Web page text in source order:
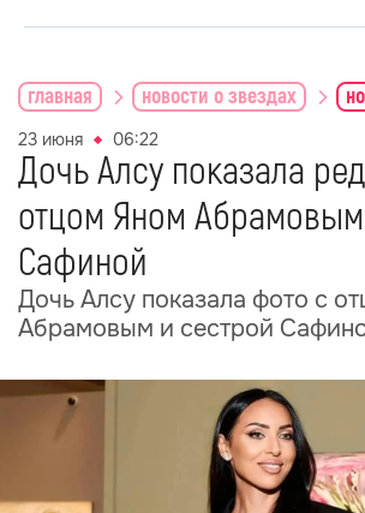
главная новости о звездах
23 июня 06:22
Дочь Алсу показала
отцом Яном
Сафиной
Дочь Алсу показала фото с
Абрамовым и сестрой